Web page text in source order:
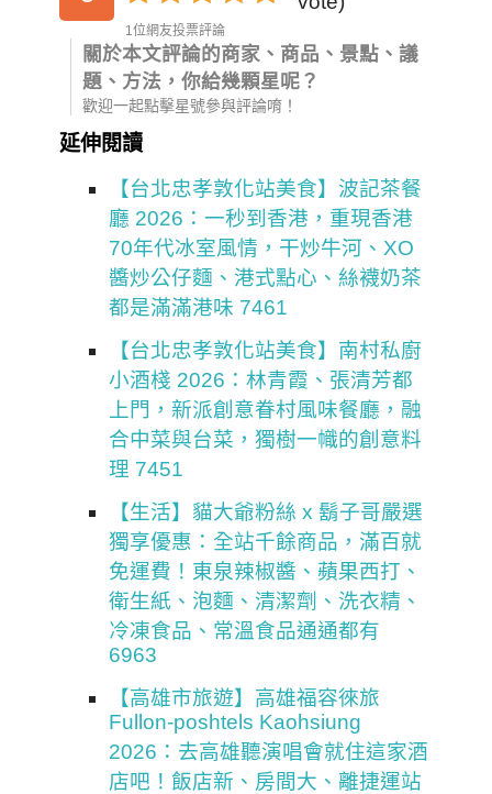
1位網友投票評論
關於本文評論的商家、商品、景點、議
題、方法，你給幾顆星呢？
歡迎一起點擊星號參與評論唷！
延伸閱讀
【台北忠孝敦化站美食】波記茶餐
廳 2026：一秒到香港，重現香港
70年代冰室風情，干炒牛河、XO
醬炒公仔麵、港式點心、絲襪奶茶
都是滿滿港味 7461
【台北忠孝敦化站美食】南村私廚
小酒棧 2026：林青霞、張清芳都
上門，新派創意眷村風味餐廳，融
合中菜與台菜，獨樹一幟的創意料
理 7451
【生活】貓大爺粉絲 x 鬍子哥嚴選
獨享優惠：全站千餘商品，滿百就
免運費！東泉辣椒醬、蘋果西打、
衛生紙、泡麵、清潔劑、洗衣精、
冷凍食品、常溫食品通通都有
6963
【高雄市旅遊】高雄福容徠旅
Fullon-poshtels Kaohsiung
2026：去高雄聽演唱會就住這家酒
店吧！飯店新、房間大、離捷運站